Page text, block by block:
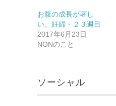
い
ウ
ィ
ン
ド
ウ
す)
ク
し
て
く
だ
さ
ィ
ン
ド
お腹の成長が著し
い。妊婦・２３週目
2017年6月23日
NONのこと
ソーシャル